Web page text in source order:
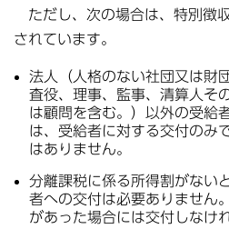
ただし、次の場合は、特別徴
されています。
法人（人格のない社団又は財
査役、理事、監事、清算人そ
は顧問を含む。）以外の受給
は、受給者に対する交付のみ
はありません。
分離課税に係る所得割がない
者への交付は必要ありません
があった場合には交付しなけ